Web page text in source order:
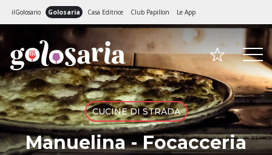
ilGolosario Golosaria Casa Editrice Club Papillon Le App
CUCINE DI STRADA
Manuelina - Focacceria